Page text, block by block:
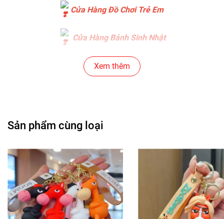
Cửa Hàng Đồ Chơi Trẻ Em
Cửa Hàng Bánh Sinh Nhật
Cửa Hàng Gear , Máy Tính
Chuỗi Các Siêu Thị , Nhà Sách
Cửa Hàng Bán Phụ Kiện Điện Thoại
Cửa Hàng Phụ Kiện Ô Tô ( Sản Phẩm Mô Hình Lắc Đầu
)
---------------------------------------------------------------------
Xem thêm
Sản phẩm cùng loại